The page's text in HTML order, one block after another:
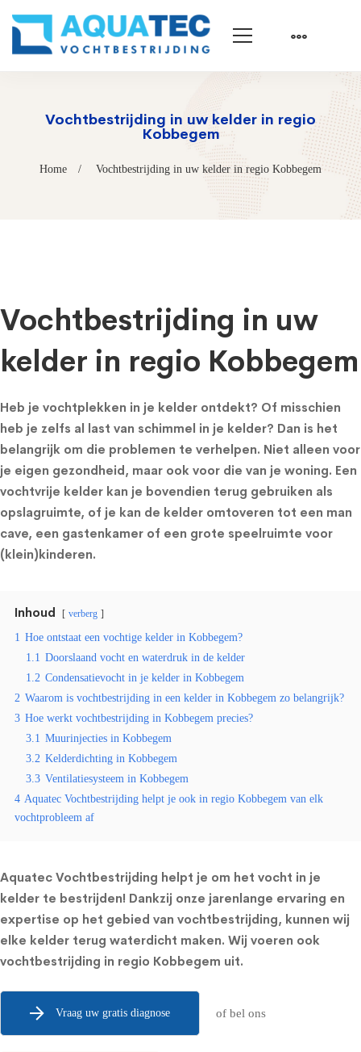
Vochtbestrijding in uw kelder in regio
Kobbegem
Home Vochtbestrijding in uw kelder in regio Kobbegem
Vochtbestrijding in uw
kelder in regio Kobbegem
Heb je vochtplekken in je kelder ontdekt? Of misschien
heb je zelfs al last van schimmel in je kelder? Dan is het
belangrijk om die problemen te verhelpen. Niet alleen voor
je eigen gezondheid, maar ook voor die van je woning. Een
vochtvrije kelder kan je bovendien terug gebruiken als
opslagruimte, of je kan de kelder omtoveren tot een man
cave, een gastenkamer of een grote speelruimte voor
(klein)kinderen.
Inhoud verberg
1 Hoe ontstaat een vochtige kelder in Kobbegem?
1.1 Doorslaand vocht en waterdruk in de kelder
1.2 Condensatievocht in je kelder in Kobbegem
2 Waarom is vochtbestrijding in een kelder in Kobbegem zo belangrijk?
3 Hoe werkt vochtbestrijding in Kobbegem precies?
3.1 Muurinjecties in Kobbegem
3.2 Kelderdichting in Kobbegem
3.3 Ventilatiesysteem in Kobbegem
4 Aquatec Vochtbestrijding helpt je ook in regio Kobbegem van elk
vochtprobleem af
Aquatec Vochtbestrijding helpt je om het vocht in je
kelder te bestrijden! Dankzij onze jarenlange ervaring en
expertise op het gebied van vochtbestrijding, kunnen wij
elke kelder terug waterdicht maken. Wij voeren ook
vochtbestrijding in regio Kobbegem uit.
Vraag uw gratis diagnose of bel ons